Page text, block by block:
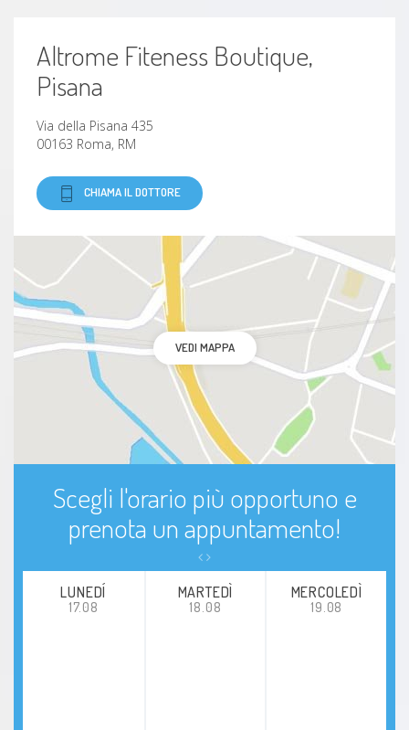
Stitichezza
Colite
Insufficienza epatica
Cellulite (infiammazione)
Dolore addominale
Endometriosi
Insufficienza renale
Artrite
Lipedema
Altrome Fiteness Boutique,
Pisana
Via della Pisana 435
00163 Roma, RM
CHIAMA IL DOTTORE
VEDI MAPPA
Scegli l'orario più opportuno e
prenota un appuntamento!
LUNEDÍ
17.08
MARTEDÌ
18.08
MERCOLEDÌ
19.08